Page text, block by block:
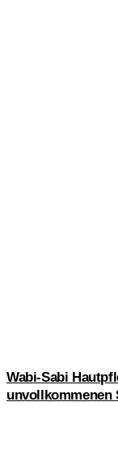
Wabi-Sabi
unvollkommenen